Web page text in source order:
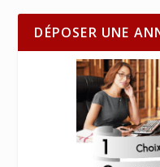
DÉPOSER UNE